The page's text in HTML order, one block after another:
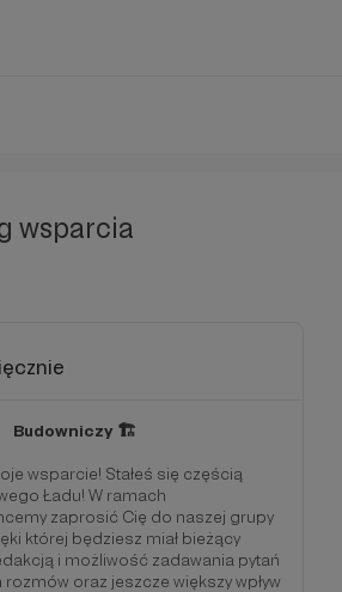
wsparcia
Budowniczy 🏗️
wsparcie! Stałeś się częścią
Ładu! W ramach
zaprosić Cię do naszej grupy
której będziesz miał bieżący
i możliwość zadawania pytań
oraz jeszcze większy wpływ